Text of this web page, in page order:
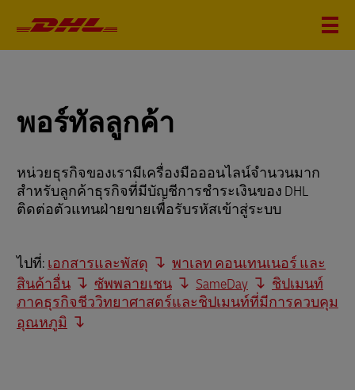
พอร์ทัลลูกค้า
หน่วยธุรกิจของเรามีเครื่องมือออนไลน์จำนวนมาก
สำหรับลูกค้าธุรกิจที่มีบัญชีการชำระเงินของ DHL
ติดต่อตัวแทนฝ่ายขายเพื่อรับรหัสเข้าสู่ระบบ
ไปที่: เอกสารและพัสดุ
พาเลท คอนเทนเนอร์ และ
สินค้าอื่น
ซัพพลายเชน SameDay
ชิปเมนท์
ภาคธุรกิจชีววิทยาศาสตร์และชิปเมนท์ที่มีการควบคุม
อุณหภูมิ